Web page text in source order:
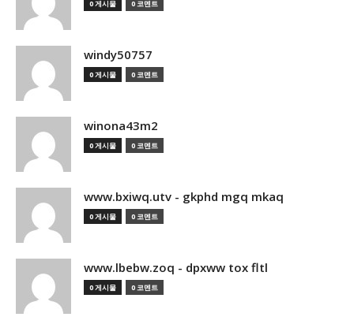
0 게시물 0 코멘트
windy50757
0 게시물 0 코멘트
winona43m2
0 게시물 0 코멘트
www.bxiwq.utv - gkphd mgq mkaq
0 게시물 0 코멘트
www.lbebw.zoq - dpxww tox fltl
0 게시물 0 코멘트